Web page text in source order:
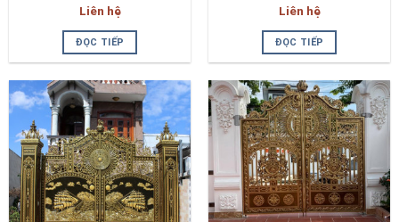
Liên hệ
ĐỌC TIẾP
Liên hệ
ĐỌC TIẾP